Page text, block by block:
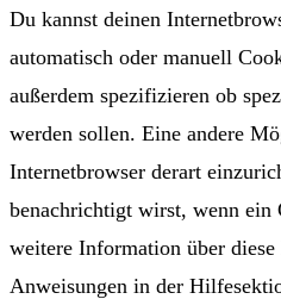
Du kannst deinen
automatisch oder manuell
außerdem spezifizieren ob
werden sollen. Eine andere
Internetbrowser derart
benachrichtigt wirst, wenn
weitere Information über
Anweisungen in der